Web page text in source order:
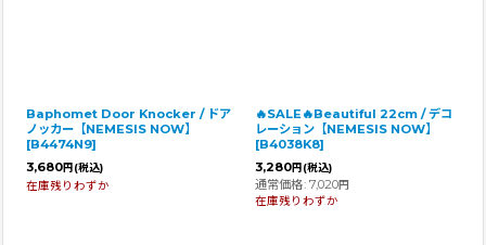
Baphomet Door Knocker / ドア
ノッカー【NEMESIS NOW】
[B4474N9]
3,680円 (税込)
在庫残りわずか
🔥SALE🔥Beautiful 22cm / デコ
レーション【NEMESIS NOW】
[B4038K8]
3,280円 (税込)
通常価格: 7,020円
在庫残りわずか